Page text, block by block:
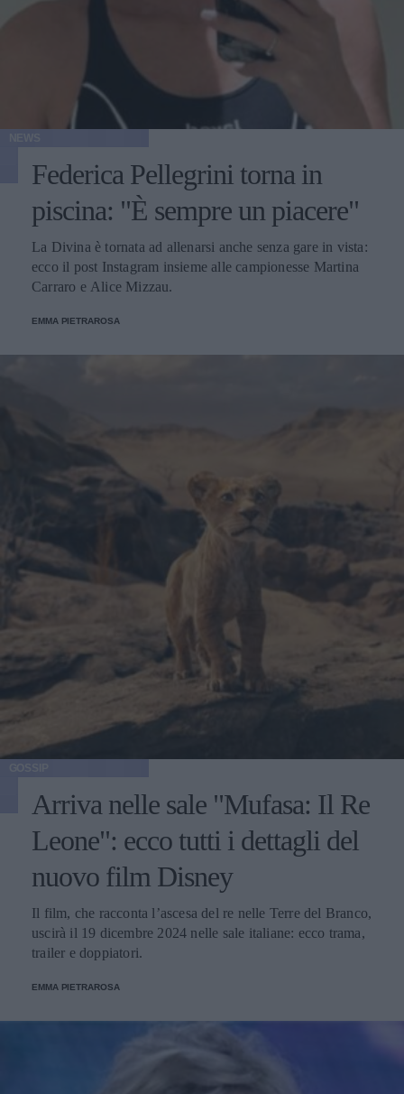
Federica Pellegrini torna in
piscina: "È sempre un piacere"
La Divina è tornata ad allenarsi anche senza gare in vista:
ecco il post Instagram insieme alle campionesse Martina
Carraro e Alice Mizzau.
EMMA PIETRAROSA
Arriva nelle sale "Mufasa: Il Re
Leone": ecco tutti i dettagli del
nuovo film Disney
Il film, che racconta l’ascesa del re nelle Terre del Branco,
uscirà il 19 dicembre 2024 nelle sale italiane: ecco trama,
trailer e doppiatori.
EMMA PIETRAROSA